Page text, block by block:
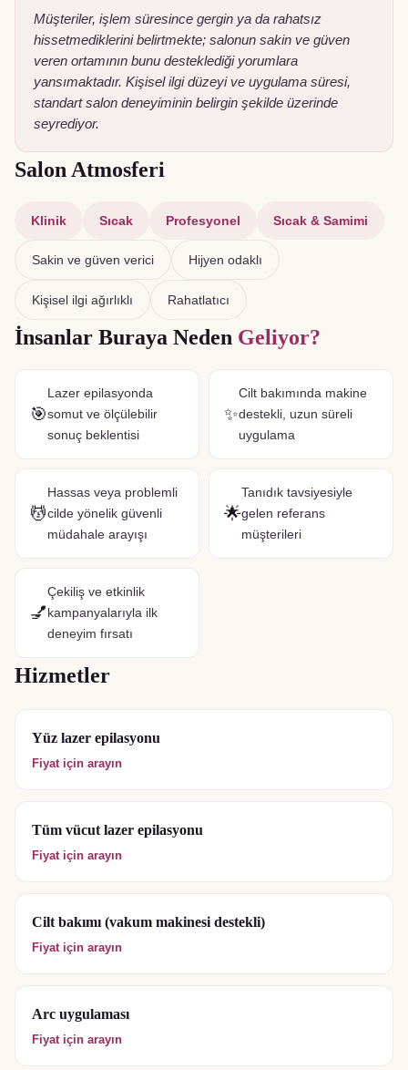
Müşteriler, işlem süresince gergin ya da rahatsız
hissetmediklerini belirtmekte; salonun sakin ve güven
veren ortamının bunu desteklediği yorumlara
yansımaktadır. Kişisel ilgi düzeyi ve uygulama süresi,
standart salon deneyiminin belirgin şekilde üzerinde
seyrediyor.
Salon Atmosferi
Klinik Sıcak Profesyonel Sıcak & Samimi
Sakin ve güven verici Hijyen odaklı
Kişisel ilgi ağırlıklı Rahatlatıcı
İnsanlar Buraya Neden Geliyor?
🎯
Lazer epilasyonda
somut ve ölçülebilir
sonuç beklentisi
✨
Cilt bakımında makine
destekli, uzun süreli
uygulama
💆
Hassas veya problemli
cilde yönelik güvenli
müdahale arayışı
🌟
Tanıdık tavsiyesiyle
gelen referans
müşterileri
💅
Çekiliş ve etkinlik
kampanyalarıyla ilk
deneyim fırsatı
Hizmetler
Yüz lazer epilasyonu
Fiyat için arayın
Tüm vücut lazer epilasyonu
Fiyat için arayın
Cilt bakımı (vakum makinesi destekli)
Fiyat için arayın
Arc uygulaması
Fiyat için arayın